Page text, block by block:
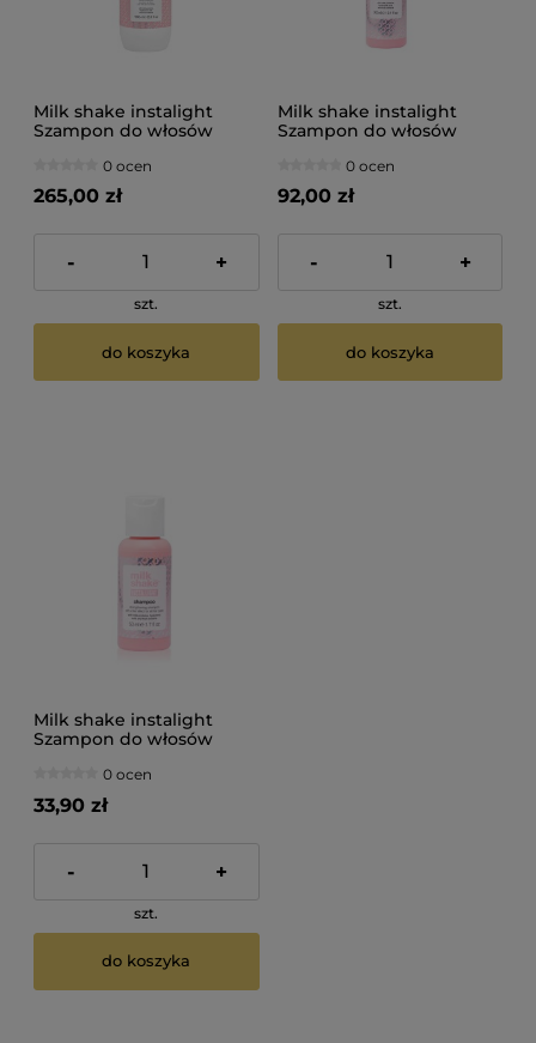
Milk shake instalight
Szampon do włosów
wygładzający 1000ml
0 ocen
265,00 zł
- +
szt.
do koszyka
Milk shake instalight
Szampon do włosów
wygładzający 300ml
0 ocen
92,00 zł
- +
szt.
do koszyka
Milk shake instalight
Szampon do włosów
wygładzający 50ml
0 ocen
33,90 zł
- +
szt.
do koszyka